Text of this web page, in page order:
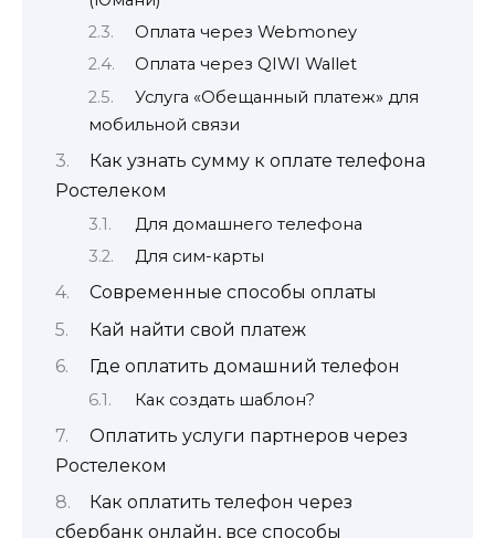
Оплата через Webmoney
Оплата через QIWI Wallet
Услуга «Обещанный платеж» для
мобильной связи
Как узнать сумму к оплате телефона
Ростелеком
Для домашнего телефона
Для сим-карты
Современные способы оплаты
Кай найти свой платеж
Где оплатить домашний телефон
Как создать шаблон?
Оплатить услуги партнеров через
Ростелеком
Как оплатить телефон через
сбербанк онлайн, все способы